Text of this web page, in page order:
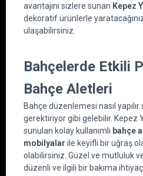
avantajını sizlere sunan Kepez
dekoratif ürünlerle
ulaşabilirsiniz.
Bahçelerde Etkili
Bahçe Aletleri
Bahçe düzenlemesi nasıl
gerektiriyor gibi gelebilir. Kepez
sunulan kolay kullanımlı bahçe
mobilyalar ile keyifli bir uğraş
olabilirsiniz. Güzel ve mutluluk
düzenli ve ilgili bir bakıma ihtiyaç